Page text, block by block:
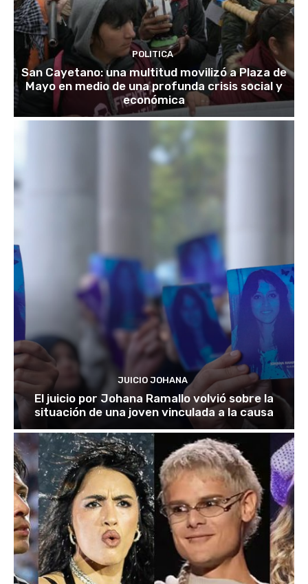
POLITICA
San Cayetano: una multitud movilizó a Plaza de
Mayo en medio de una profunda crisis social y
económica
JUICIO JOHANA
El juicio por Johana Ramallo volvió sobre la
situación de una joven vinculada a la causa